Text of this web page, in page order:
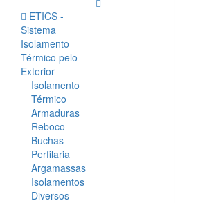
ETICS -
Sistema
Isolamento
Térmico pelo
Exterior
Isolamento
Térmico
Armaduras
Reboco
Buchas
Perfilaria
Argamassas
Isolamentos
Diversos